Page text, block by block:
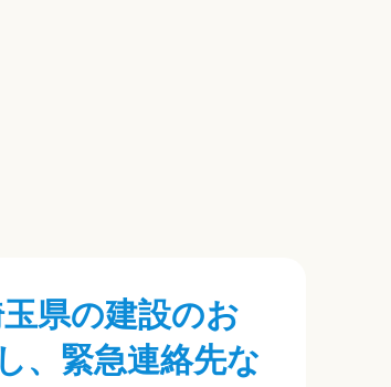
県の建設のお
、緊急連絡先な